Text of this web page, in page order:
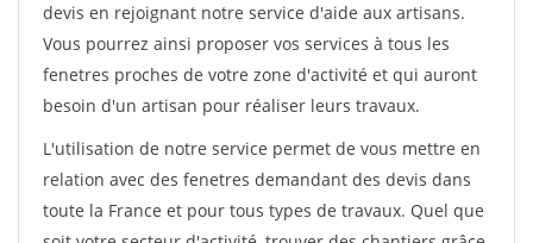
devis en rejoignant notre service d'aide aux artisans.
Vous pourrez ainsi proposer vos services à tous les
fenetres proches de votre zone d'activité et qui auront
besoin d'un artisan pour réaliser leurs travaux.
L'utilisation de notre service permet de vous mettre en
relation avec des fenetres demandant des devis dans
toute la France et pour tous types de travaux. Quel que